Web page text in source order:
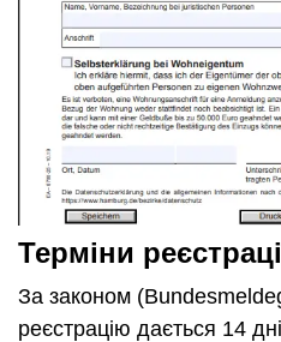
Терміни
За законом
реєстрацію дається 14